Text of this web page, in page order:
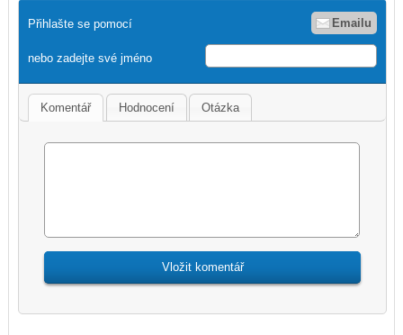
Přihlašte se pomocí Emailu
nebo zadejte své jméno
Komentář Hodnocení Otázka